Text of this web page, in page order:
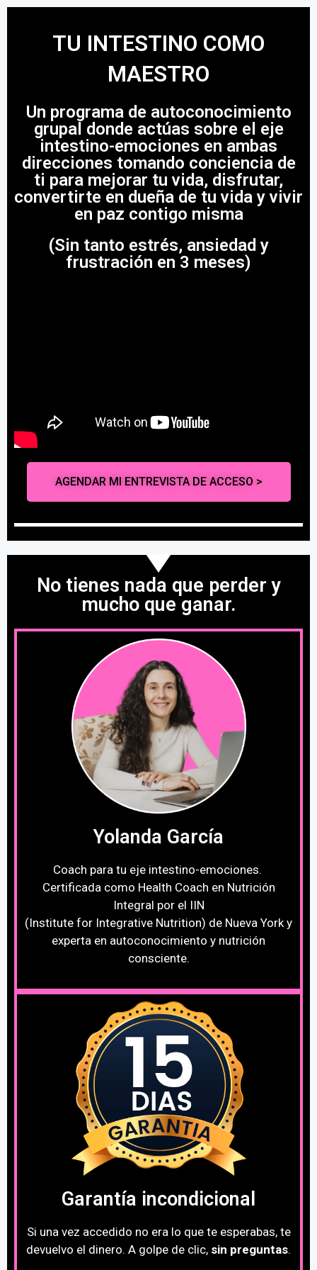
TU INTESTINO COMO
MAESTRO
Un programa de autoconocimiento
grupal donde actúas sobre el eje
intestino-emociones en ambas
direcciones tomando conciencia de
ti para mejorar tu vida, disfrutar,
convertirte en dueña de tu vida y vivir
en paz contigo misma
(Sin tanto estrés, ansiedad y
frustración en 3 meses)
AGENDAR MI ENTREVISTA DE ACCESO >
No tienes nada que perder y
mucho que ganar.
Yolanda García
Coach para tu eje intestino-emociones.
Certificada como Health Coach en Nutrición
Integral por el IIN
(Institute for Integrative Nutrition) de Nueva York y
experta en autoconocimiento y nutrición
consciente.
Garantía incondicional
Si una vez accedido no era lo que te esperabas, te
devuelvo el dinero. A golpe de clic, sin preguntas.